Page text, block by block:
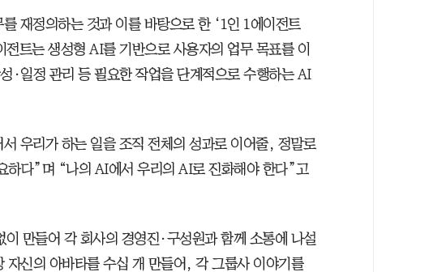
재정의하는 것과 이를 바탕으로 한 ‘1인 1에이전트
트는 생성형 AI를 기반으로 사용자의 업무 목표를 이
·일정 관리 등 필요한 작업을 단계적으로 수행하는 AI
우리가 하는 일을 조직 전체의 성과로 이어줄, 정말로
하다”며 “나의 AI에서 우리의 AI로 진화해야 한다”고
만들어 각 회사의 경영진·구성원과 함께 소통에 나설
자신의 아바타를 수십 개 만들어, 각 그룹사 이야기를